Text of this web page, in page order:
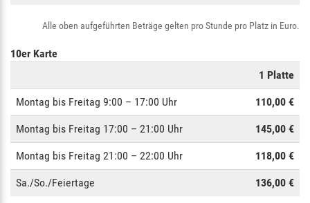
Alle oben aufgeführten Beträge gelten pro Stunde pro Platz in Euro.
10er Karte
1 Platte
Montag bis Freitag 9:00 – 17:00 Uhr 110,00 €
Montag bis Freitag 17:00 – 21:00 Uhr 145,00 €
Montag bis Freitag 21:00 – 22:00 Uhr 118,00 €
Sa./So./Feiertage 136,00 €